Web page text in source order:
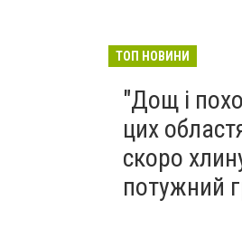
Вчора
ТОП НОВИНИ
"Дощ і
цих
скоро
потужний